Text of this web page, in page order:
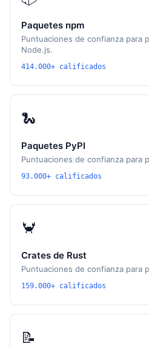
Paquetes npm
Puntuaciones de confianza para
Node.js.
414.000+ calificados
🐍
Paquetes PyPI
Puntuaciones de confianza para
93.000+ calificados
🦀
Crates de Rust
Puntuaciones de confianza para
159.000+ calificados
📝